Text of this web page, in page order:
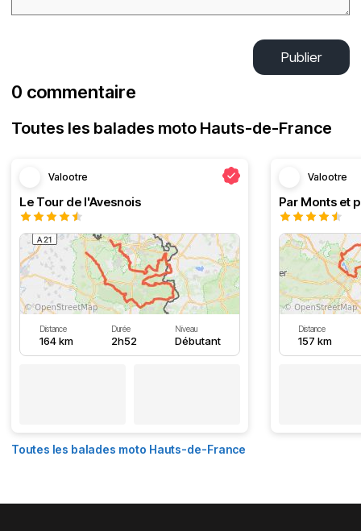
Publier
0 commentaire
Toutes les balades moto Hauts-de-France
Valootre
Le Tour de l'Avesnois
Distance
164 km
Durée
2h52
Niveau
Débutant
Valootre
Par Monts et
Distance
157 km
Toutes les balades moto Hauts-de-France